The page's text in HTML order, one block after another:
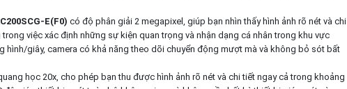
E(F0) có độ phân giải 2 megapixel, giúp bạn nhìn thấy hình ảnh rõ nét và chi
việc xác định những sự kiện quan trọng và nhận dạng cá nhân trong khu vực
hình/giây, camera có khả năng theo dõi chuyển động mượt mà và không bỏ sót bất
học 20x, cho phép bạn thu được hình ảnh rõ nét và chi tiết ngay cả trong khoảng